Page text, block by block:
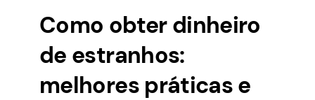
Como obter dinheiro
de estranhos:
melhores práticas e